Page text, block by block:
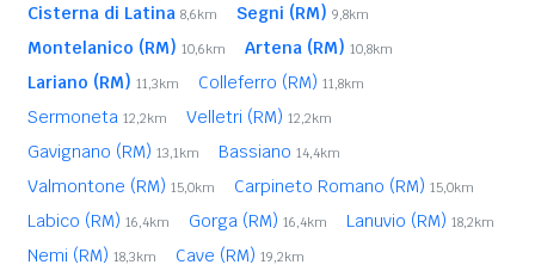
Cisterna di Latina 8,6km Segni (RM) 9,8km
Montelanico (RM) 10,6km Artena (RM) 10,8km
Lariano (RM) 11,3km Colleferro (RM) 11,8km
Sermoneta 12,2km Velletri (RM) 12,2km
Gavignano (RM) 13,1km Bassiano 14,4km
Valmontone (RM) 15,0km Carpineto Romano (RM) 15,0km
Labico (RM) 16,4km Gorga (RM) 16,4km Lanuvio (RM) 18,2km
Nemi (RM) 18,3km Cave (RM) 19,2km